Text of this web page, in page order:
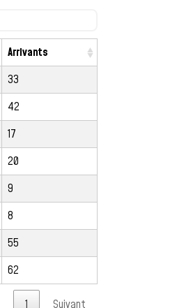
Arrivants
33
42
17
20
9
8
55
62
1 Suivant